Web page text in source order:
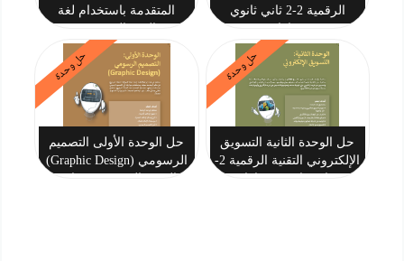
الرقمية 2-2 ثاني ثانوي
المتقدمة باستخدام لغة
التقنية الرقمية 2-2 ثاني
ثانوي مسارات
حل وحدة
حل الوحدة الثانية التسويق
الإلكتروني التقنية الرقمية 2-
حل وحدة
حل الوحدة الأولى التصميم
الرسومي (Graphic Design)